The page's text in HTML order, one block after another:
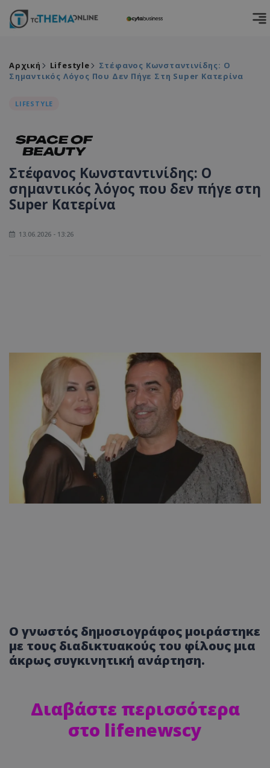
Αρχική Lifestyle
Στέφανος Κωνσταντινίδης: Ο
Σημαντικός Λόγος Που Δεν Πήγε Στη Super Κατερίνα
LIFESTYLE
Στέφανος Κωνσταντινίδης: Ο
σημαντικός λόγος που δεν πήγε στη
Super Κατερίνα
13.06.2026 - 13:26
Ο γνωστός δημοσιογράφος μοιράστηκε
με τους διαδικτυακούς του φίλους μια
άκρως συγκινητική ανάρτηση.
Διαβάστε περισσότερα
στο lifenewscy